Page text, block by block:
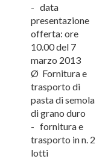
- data
presentazione
offerta: ore
10.00 del 7
marzo 2013
Ø Fornitura e
trasporto di
pasta di semola
di grano duro
- fornitura e
trasporto in n. 2
lotti